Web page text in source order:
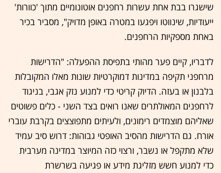
שישגרו בבת אחת עשרות רחפנים אוטונומיים מתוך 'כוורות'
ייעודיות, שינווטו ויפגעו במטרה באופן מדויק", מסביר בכיר
באחת מספקיות הרחפנים.
לדבריו, קיים פער מהותי בתפיסת ההפעלה: "הדרישות
מרחפני תקיפה במדינות דמוקרטיות שונות מאלו המקובלות
בלבנון או בעזה. הדיוק קריטי כדי למנוע נזק אגבי, בניגוד
לרחפנים המאולתרים שאנו רואים בצד השני - כלים פשוטים
שאליהם מוצמדים רימונים, ולעיתים מתפוצצים בקרבת עוברי
אורח. גם הדרישות מהסיב האופטי גבוהות: דרוש סיב עמיד
שלא מתקפל או נשבר, ורצוי כזה המיוצר במדינה מערבית
כדי למנוע חשש מזליגת מידע או פגיעה בשרשרת